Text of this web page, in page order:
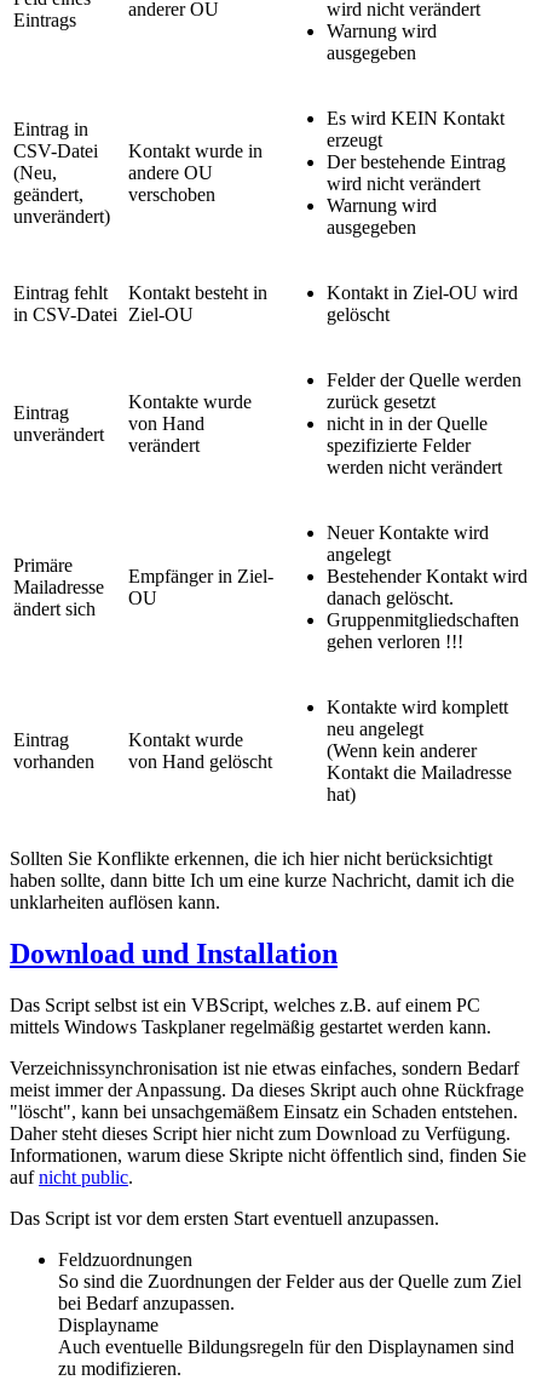
Eintrags
anderer OU
wird nicht verändert
Warnung wird
ausgegeben
Eintrag in
CSV-Datei
(Neu,
geändert,
unverändert)
Kontakt wurde in
andere OU
verschoben
Es wird KEIN Kontakt
erzeugt
Der bestehende Eintrag
wird nicht verändert
Warnung wird
ausgegeben
Eintrag fehlt
in CSV-Datei
Kontakt besteht in
Ziel-OU
Kontakt in Ziel-OU wird
gelöscht
Eintrag
unverändert
Kontakte wurde
von Hand
verändert
Felder der Quelle werden
zurück gesetzt
nicht in in der Quelle
spezifizierte Felder
werden nicht verändert
Primäre
Mailadresse
ändert sich
Empfänger in Ziel-
OU
Neuer Kontakte wird
angelegt
Bestehender Kontakt wird
danach gelöscht.
Gruppenmitgliedschaften
gehen verloren !!!
Eintrag
vorhanden
Kontakt wurde
von Hand gelöscht
Kontakte wird komplett
neu angelegt
(Wenn kein anderer
Kontakt die Mailadresse
hat)
Sollten Sie Konflikte erkennen, die ich hier nicht berücksichtigt
haben sollte, dann bitte Ich um eine kurze Nachricht, damit ich die
unklarheiten auflösen kann.
Download und Installation
Das Script selbst ist ein VBScript, welches z.B. auf einem PC
mittels Windows Taskplaner regelmäßig gestartet werden kann.
Verzeichnissynchronisation ist nie etwas einfaches, sondern Bedarf
meist immer der Anpassung. Da dieses Skript auch ohne Rückfrage
"löscht", kann bei unsachgemäßem Einsatz ein Schaden entstehen.
Daher steht dieses Script hier nicht zum Download zu Verfügung.
Informationen, warum diese Skripte nicht öffentlich sind, finden Sie
aufnicht public.
Das Script ist vor dem ersten Start eventuell anzupassen.
Feldzuordnungen
So sind die Zuordnungen der Felder aus der Quelle zum Ziel
bei Bedarf anzupassen.
Displayname
Auch eventuelle Bildungsregeln für den Displaynamen sind
zu modifizieren.